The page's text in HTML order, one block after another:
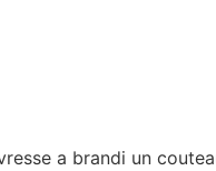
a brandi un